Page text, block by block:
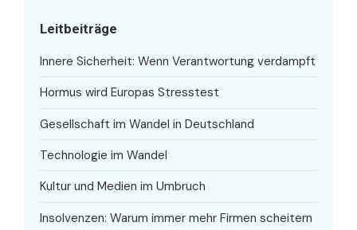
Leitbeiträge
Innere Sicherheit: Wenn Verantwortung verdampft
Hormus wird Europas Stresstest
Gesellschaft im Wandel in Deutschland
Technologie im Wandel
Kultur und Medien im Umbruch
Insolvenzen: Warum immer mehr Firmen scheitern